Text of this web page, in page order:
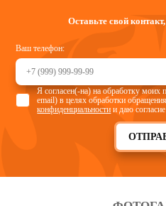
Оставьте свой
Ваш телефон:
Я согласен(-на) на обработку
email) в целях обработки
конфиденциальности и даю